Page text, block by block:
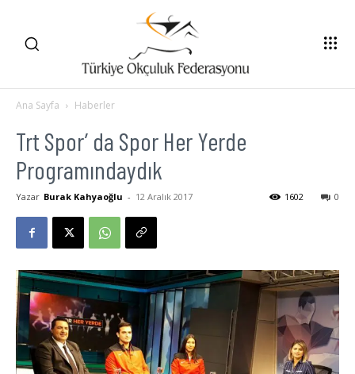
Ana Sayfa Haberler
Trt Spor’ da Spor Her Yerde
Programındaydık
Yazar Burak Kahyaoğlu - 12 Aralık 2017 0
1602